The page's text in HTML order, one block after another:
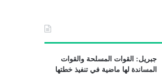
جبريل: القوات المسلحة والقوات
المساندة لها ماضية في تنفيذ خطتها